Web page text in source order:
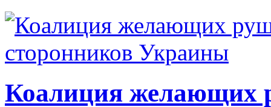
Коалиция желающих